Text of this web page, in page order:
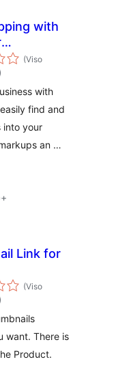
with
(Viso
with
find and
into your
an …
Link for
(Viso
want. There is
Product.